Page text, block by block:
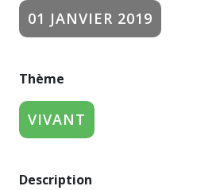
01 JANVIER 2019
Thème
VIVANT
Description